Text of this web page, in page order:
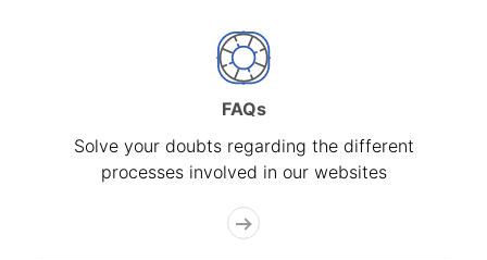
FAQs
Solve your doubts regarding the different
processes involved in our websites